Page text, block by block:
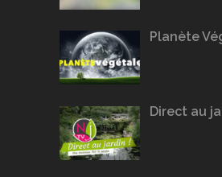
Planète
Direct au